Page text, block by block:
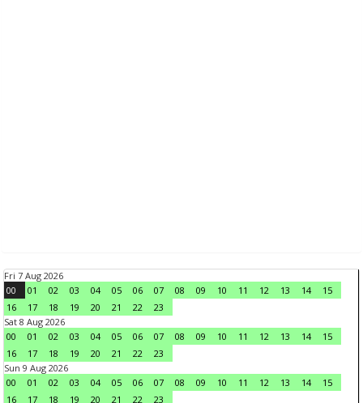
Fri 7 Aug 2026
00
01 02 03 04 05 06 07 08 09 10 11 12 13 14
15
16
17 18 19 20 21 22
23
Sat 8 Aug 2026
00
01 02 03 04 05 06 07 08 09 10 11 12 13 14
15
16
17 18 19 20 21 22
23
Sun 9 Aug 2026
00
01 02 03 04 05 06 07 08 09 10 11 12 13 14
15
16
17 18 19 20 21 22
23